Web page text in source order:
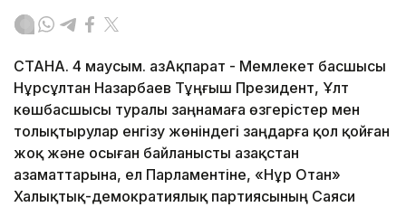
СТАНА. 4 маусым. ҚазАқпарат - Мемлекет басшысы
Нұрсұлтан Назарбаев Тұңғыш Президент, Ұлт
көшбасшысы туралы заңнамаға өзгерістер мен
толықтырулар енгізу жөніндегі заңдарға қол қойған
жоқ және осыған байланысты Қазақстан
азаматтарына, ел Парламентіне, «Нұр Отан»
Халықтық-демократиялық партиясының Саяси